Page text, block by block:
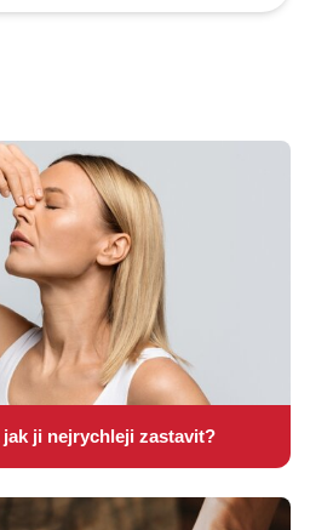
ji nejrychleji zastavit?